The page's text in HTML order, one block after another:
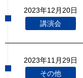
2023年12月20日
講演会
2023年11月29日
その他